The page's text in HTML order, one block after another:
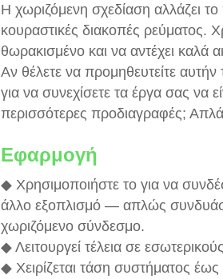
Η χωριζόμενη σχεδίαση αλλάζει το
κουραστικές διακοπές ρεύματος.
θωρακισμένο και να αντέχει καλά
Αν θέλετε να προμηθευτείτε
για να συνεχίσετε τα έργα σας να
περισσότερες προδιαγραφές;
Εφαρμογή
◆ Χρησιμοποιήστε το για να
άλλο εξοπλισμό — απλώς
χωριζόμενο σύνδεσμο.
◆ Λειτουργεί τέλεια σε
◆ Χειρίζεται τάση συστήματος